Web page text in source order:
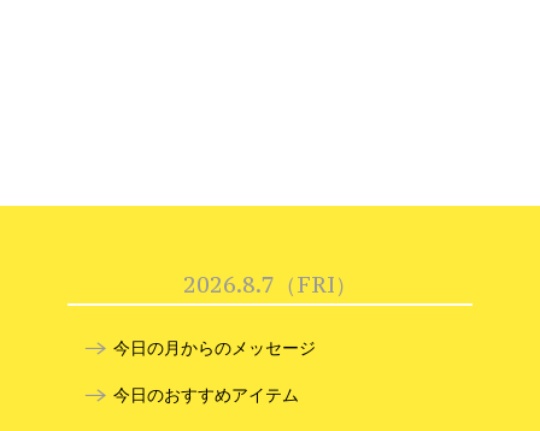
2026.8.7（FRI）
今日の月からのメッセージ
今日のおすすめアイテム